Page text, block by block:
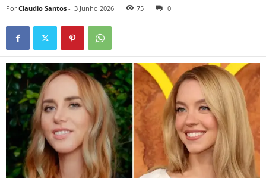
Por Claudio Santos - 3 Junho 2026 75 0